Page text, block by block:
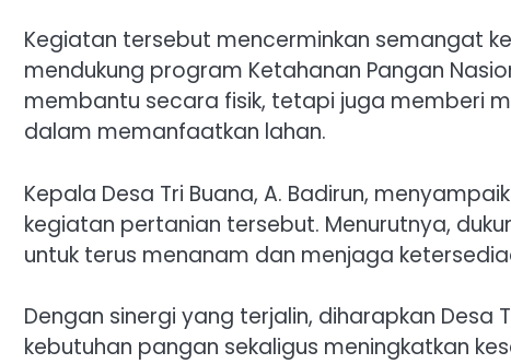
Kegiatan tersebut mencerminkan semangat
mendukung program Ketahanan Pangan
membantu secara fisik, tetapi juga memberi
dalam memanfaatkan lahan.
Kepala Desa Tri Buana, A. Badirun,
kegiatan pertanian tersebut. Menurutnya,
untuk terus menanam dan menjaga
Dengan sinergi yang terjalin, diharapkan Desa
kebutuhan pangan sekaligus meningkatkan